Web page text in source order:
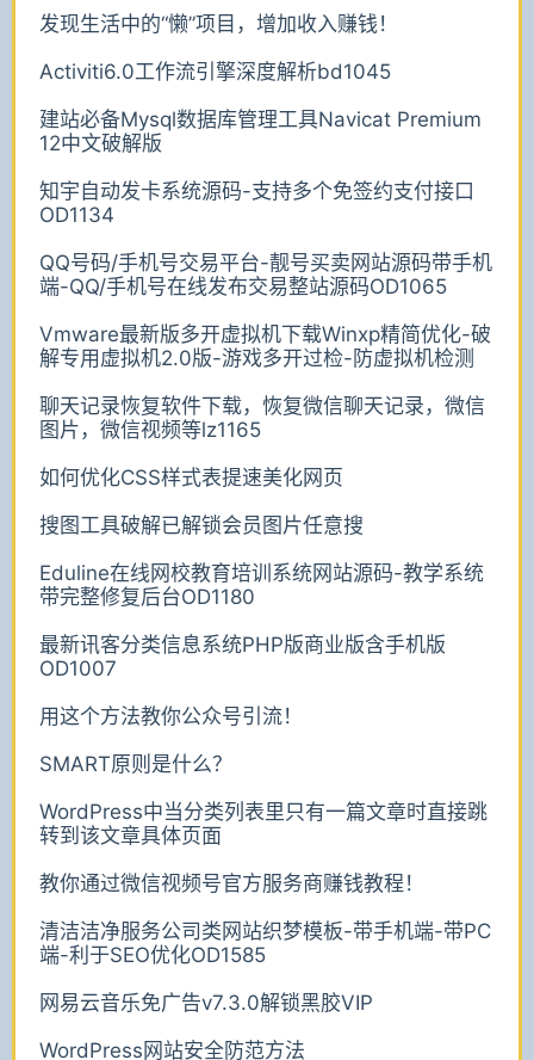
发现生活中的“懒”项目，增加收入赚钱！
Activiti6.0工作流引擎深度解析bd1045
建站必备Mysql数据库管理工具Navicat Premium
12中文破解版
知宇自动发卡系统源码-支持多个免签约支付接口
OD1134
QQ号码/手机号交易平台-靓号买卖网站源码带手机
端-QQ/手机号在线发布交易整站源码OD1065
Vmware最新版多开虚拟机下载Winxp精简优化-破
解专用虚拟机2.0版-游戏多开过检-防虚拟机检测
聊天记录恢复软件下载，恢复微信聊天记录，微信
图片，微信视频等lz1165
如何优化CSS样式表提速美化网页
搜图工具破解已解锁会员图片任意搜
Eduline在线网校教育培训系统网站源码-教学系统
带完整修复后台OD1180
最新讯客分类信息系统PHP版商业版含手机版
OD1007
用这个方法教你公众号引流！
SMART原则是什么？
WordPress中当分类列表里只有一篇文章时直接跳
转到该文章具体页面
教你通过微信视频号官方服务商赚钱教程！
清洁洁净服务公司类网站织梦模板-带手机端-带PC
端-利于SEO优化OD1585
网易云音乐免广告v7.3.0解锁黑胶VIP
WordPress网站安全防范方法